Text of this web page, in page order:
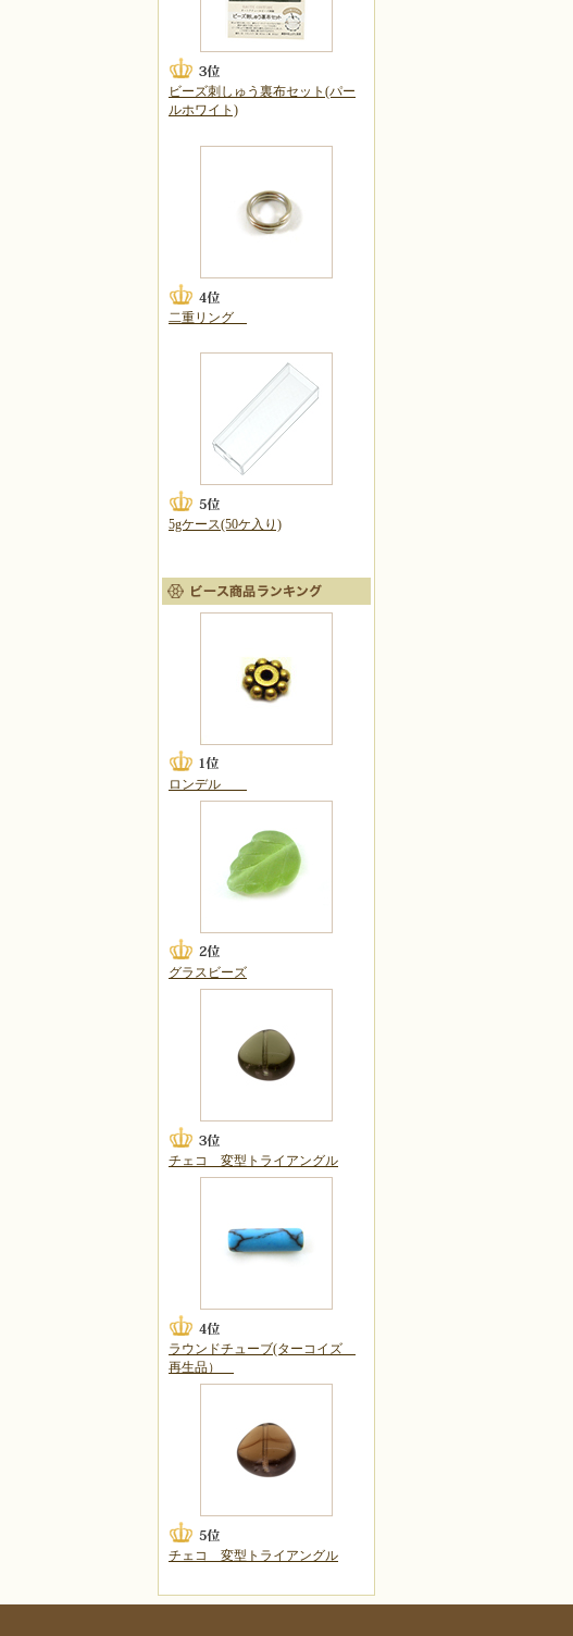
ビーズ刺しゅう裏布セット(パー
ルホワイト)
二重リング
5gケース(50ケ入り)
ロンデル
グラスビーズ
チェコ 変型トライアングル
ラウンドチューブ(ターコイズ
再生品）
チェコ 変型トライアングル